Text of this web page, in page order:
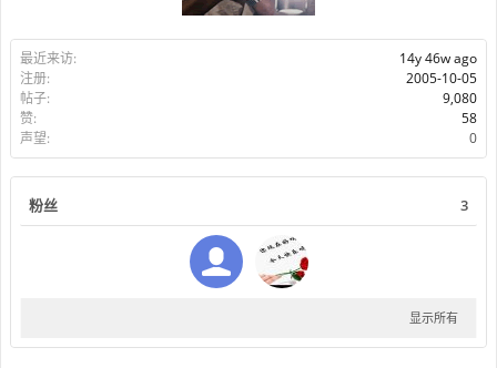
最近来访:
14y 46w ago
注册:
2005-10-05
帖子:
9,080
赞:
58
声望:
0
粉丝 3
显示所有